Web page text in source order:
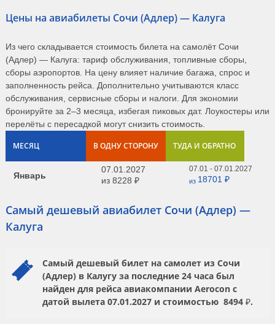
Цены на авиабилеты Сочи (Адлер) — Калуга
Из чего складывается стоимость билета на самолёт Сочи
(Адлер) — Калуга: тариф обслуживания, топливные сборы,
сборы аэропортов. На цену влияет наличие багажа, спрос и
заполненность рейса. Дополнительно учитываются класс
обслуживания, сервисные сборы и налоги. Для экономии
бронируйте за 2–3 месяца, избегая пиковых дат. Лоукостеры или
перелёты с пересадкой могут снизить стоимость.
МЕСЯЦ В ОДНУ СТОРОНУ ТУДА И ОБРАТНО
Январь
07.01.2027
из 8228 ₽
07.01 - 07.01.2027
из 18701 ₽
Самый дешевый авиабилет Сочи (Адлер) —
Калуга
Самый дешевый билет на самолет из Сочи
(Адлер) в Калугу за последние 24 часа был
найден для рейса авиакомпании Aerocon с
датой вылета 07.01.2027 и стоимостью 8494 ₽.